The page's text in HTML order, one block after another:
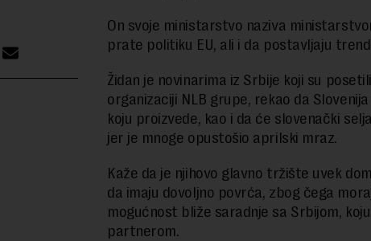
On svoje ministarstvo naziva
prate politiku EU, ali i da postavljaju
Židan je novinarima iz Srbije koji su
organizaciji NLB grupe, rekao da
koju proizvede, kao i da će slovenački
jer je mnoge opustošio aprilski mraz.
Kaže da je njihovo glavno tržište uvek
da imaju dovoljno povrća, zbog čega
mogućnost bliže saradnje sa Srbijom,
partnerom.